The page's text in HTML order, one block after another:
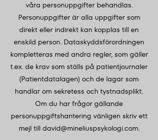
våra personuppgifter behandlas.
Personuppgifter är alla uppgifter som
direkt eller indirekt kan kopplas till en
enskild person. Dataskyddsförordningen
kompletteras med andra regler, som gäller
t.ex. de krav som ställs på patientjournaler
(Patientdatalagen) och de lagar som
handlar om sekretess och tystnadsplikt.
Om du har frågor gällande
personuppgiftshantering vänligen skriv ett
mejl till david@mineliuspsykologi.com.